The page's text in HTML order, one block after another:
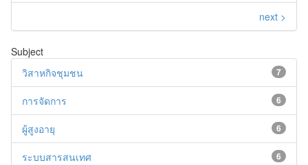
next >
Subject
7
วิสาหกิจชุมชน
6
การจัดการ
6
ผู้สูงอายุ
6
ระบบสารสนเทศ